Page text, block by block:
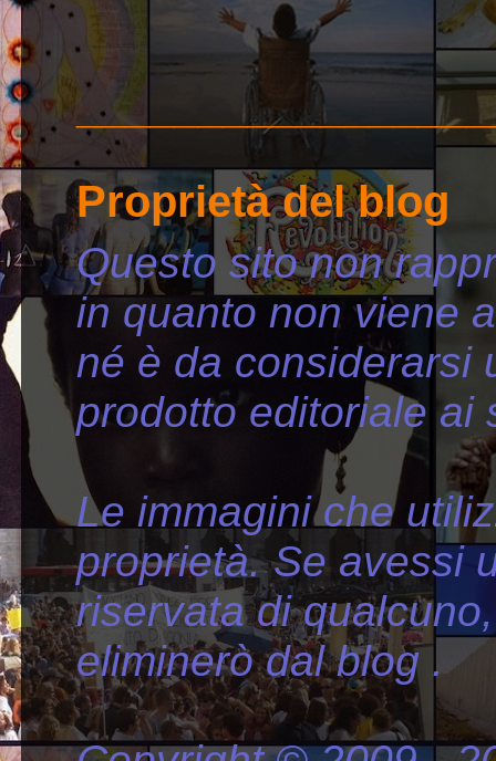
Proprietà del blog
Questo sito non
in quanto non viene
né è da considerarsi
prodotto editoriale ai
Le immagini che
proprietà. Se avessi
riservata di
eliminerò dal blog .